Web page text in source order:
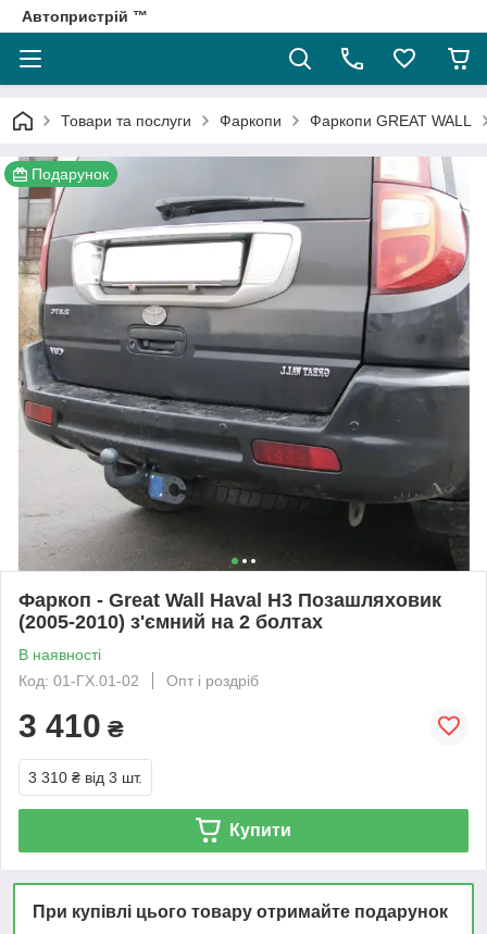
Автопристрій ™
Товари та послуги Фаркопи Фаркопи GREAT WALL
Подарунок
Фаркоп - Great Wall Haval H3 Позашляховик
(2005-2010) з'ємний на 2 болтах
В наявності
Код: 01-ГХ.01-02
Опт і роздріб
3 410 ₴
3 310 ₴ від 3 шт.
Купити
При купівлі цього товару отримайте подарунок